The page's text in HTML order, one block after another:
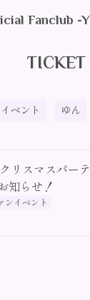
Fanclub -
TICKET
ベント ゆん
リスマスパー
知らせ！
ンイベント